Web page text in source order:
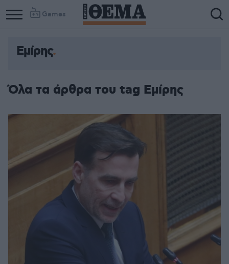
Games
Εμίρης
Όλα τα άρθρα του tag Εμίρης